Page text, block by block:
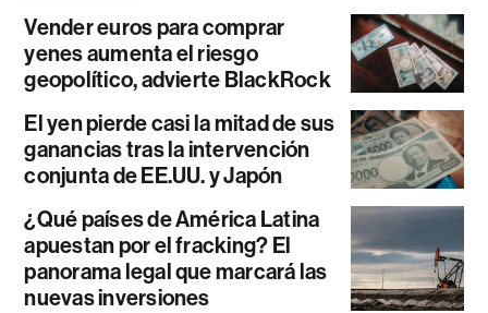
Vender euros para comprar
yenes aumenta el riesgo
geopolítico, advierte BlackRock
El yen pierde casi la mitad de sus
ganancias tras la intervención
conjunta de EE.UU. y Japón
¿Qué países de América Latina
apuestan por el fracking? El
panorama legal que marcará las
nuevas inversiones